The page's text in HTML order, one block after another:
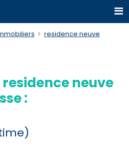
residence neuve
neuve
: